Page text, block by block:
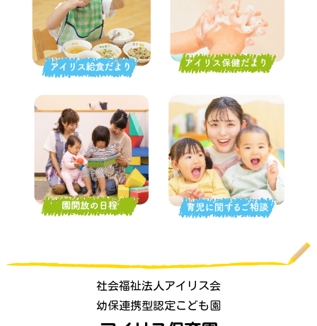
社会福祉法人アイリス会
幼保連携型認定こども園